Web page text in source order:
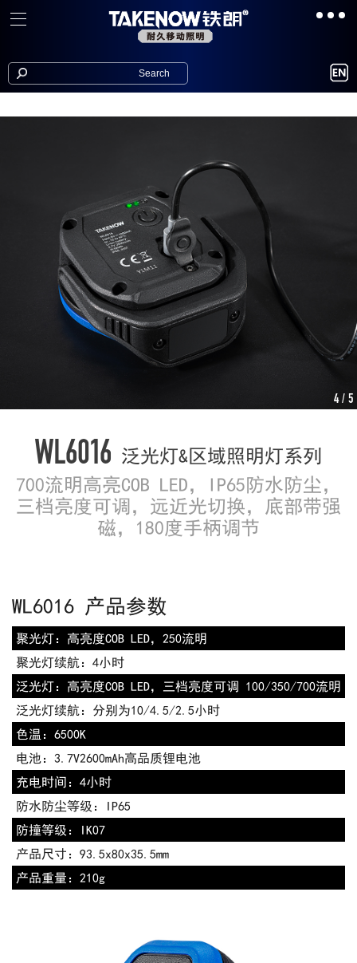
4/ 5
WL6016 泛光灯&区域照明灯系列
700流明高亮COB LED，IP65防水防尘，
三档亮度可调，远近光切换，底部带强
磁，180度手柄调节
WL6016 产品参数
聚光灯： 高亮度COB LED，250流明
聚光灯续航： 4小时
泛光灯： 高亮度COB LED，三档亮度可调 100/350/700流明
泛光灯续航： 分别为10/4.5/2.5小时
色温： 6500K
电池： 3.7V2600mAh高品质锂电池
充电时间： 4小时
防水防尘等级：
IP65
防撞等级：
IK07
产品尺寸： 93.5x80x35.5mm
产品重量： 210g